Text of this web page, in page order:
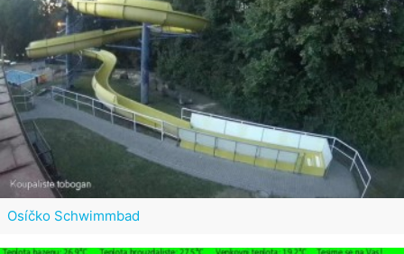
Osíčko Schwimmbad